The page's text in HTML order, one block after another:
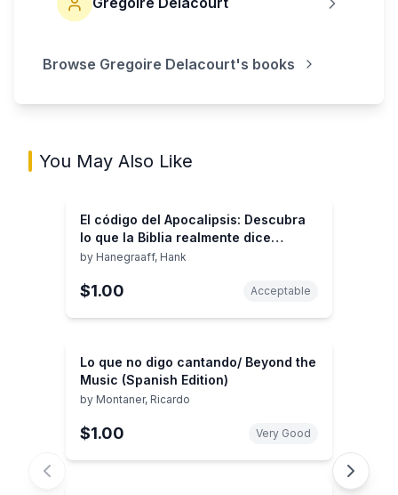
Browse Gregoire Delacourt's books
You May Also Like
El código del Apocalipsis: Descubra
lo que la Biblia realmente dice
acerca de los tiempos finales y la
actualidad (Spanish Edition)
by Hanegraaff, Hank
$1.00 Acceptable
Lo que no digo cantando/ Beyond the
Music (Spanish Edition)
by Montaner, Ricardo
$1.00 Very Good